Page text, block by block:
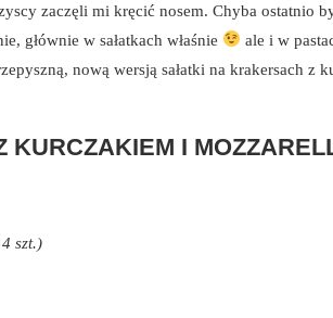
zaczęli mi kręcić nosem. Chyba ostatnio
głównie w sałatkach właśnie
ale i w
nową wersją sałatki na krakersach z
I
szt.)